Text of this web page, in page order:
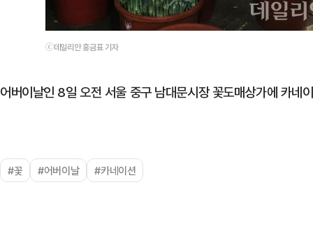
ⓒ데일리안 홍금표 기자
어버이날인 8일 오전 서울 중구 남대문시장 꽃도매상가에 카네
#꽃 #어버이날 #카네이션